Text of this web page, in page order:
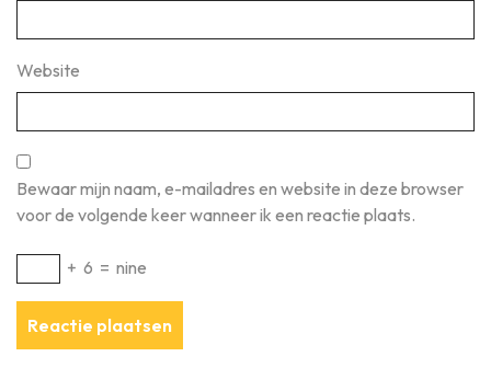
Website
Bewaar mijn naam, e-mailadres en website in deze browser
voor de volgende keer wanneer ik een reactie plaats.
+ 6 = nine